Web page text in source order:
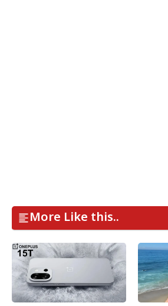
More Like this..